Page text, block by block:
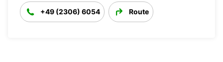
+49 (2306) 6054 Route